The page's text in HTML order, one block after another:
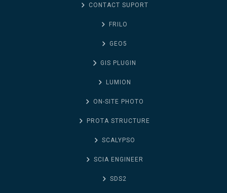
CONTACT SUPORT
FRILO
GEO5
GIS PLUGIN
LUMION
ON-SITE PHOTO
PROTA STRUCTURE
SCALYPSO
SCIA ENGINEER
SDS2